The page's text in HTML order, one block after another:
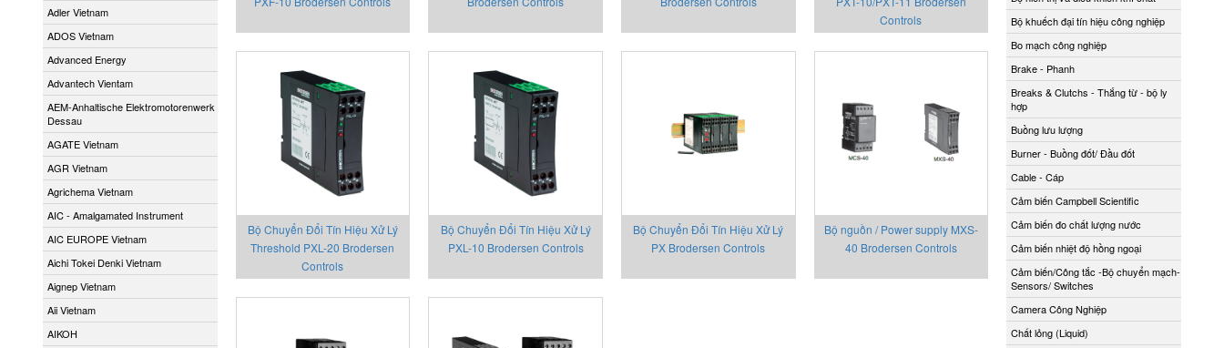
Adler Vietnam
ADOS Vietnam
Advanced Energy
Advantech Vientam
AEM-Anhaltische Elektromotorenwerk
Dessau
AGATE Vietnam
AGR Vietnam
Agrichema Vietnam
AIC - Amalgamated Instrument
AIC EUROPE Vietnam
Aichi Tokei Denki Vietnam
Aignep Vietnam
Aii Vietnam
AIKOH
Controls
Bộ Chuyển Đổi Tín Hiệu Xử Lý
Threshold PXL-20 Brodersen
Controls
Bộ Chuyển Đổi Tín Hiệu Xử Lý
PXL-10 Brodersen Controls
Bộ Chuyển Đổi Tín Hiệu Xử Lý
PX Brodersen Controls
Bộ nguồn / Power supply MXS-
40 Brodersen Controls
Bộ khuếch đại tín hiệu công nghiệp
Bo mạch công nghiệp
Brake - Phanh
Breaks & Clutchs - Thắng từ - bộ ly
hợp
Buồng lưu lượng
Burner - Buồng đốt/ Đầu đốt
Cable - Cáp
Cảm biến Campbell Scientific
Cảm biến đo chất lượng nước
Cảm biến nhiệt độ hồng ngoại
Cảm biến/Công tắc -Bộ chuyển mạch-
Sensors/ Switches
Camera Công Nghiệp
Chất lỏng (Liquid)